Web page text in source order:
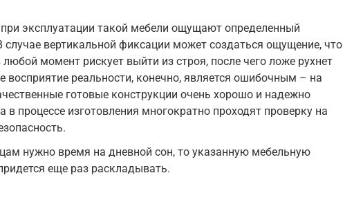
эксплуатации такой мебели ощущают определенный
вертикальной фиксации может создаться ощущение, что
любой момент рискует выйти из строя, после чего ложе рухнет
восприятие реальности, конечно, является ошибочным – на
готовые конструкции очень хорошо и надежно
в процессе изготовления многократно проходят проверку на
нужно время на дневной сон, то указанную мебельную
еще раз раскладывать.